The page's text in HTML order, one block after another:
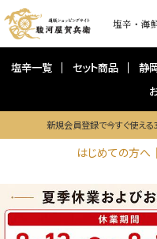
塩辛・海
塩辛一覧 セット商品 静
新規会員登録で今すぐ使える
はじめての方へ